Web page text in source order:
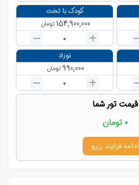
کودک با تخت
154,900,000 تومان
0
نوزاد
990,000 تومان
0
قیمت تور شما
0 تومان
ادامه فرایند رزرو